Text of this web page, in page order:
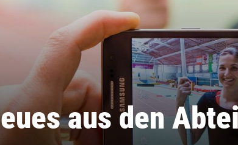
aus den